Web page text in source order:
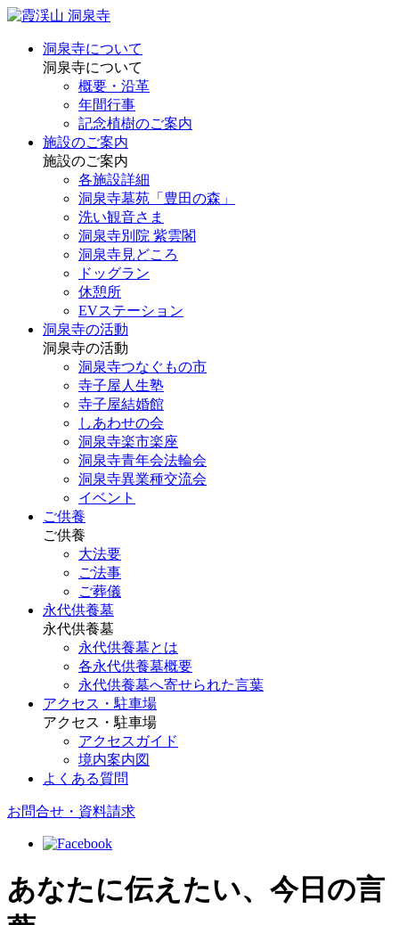
洞泉寺について
洞泉寺について
概要・沿革
年間行事
記念植樹のご案内
施設のご案内
施設のご案内
各施設詳細
洞泉寺墓苑「豊田の森」
洗い観音さま
洞泉寺別院 紫雲閣
洞泉寺見どころ
ドッグラン
休憩所
EVステーション
洞泉寺の活動
洞泉寺の活動
洞泉寺つなぐもの市
寺子屋人生塾
寺子屋結婚館
しあわせの会
洞泉寺楽市楽座
洞泉寺青年会法輪会
洞泉寺異業種交流会
イベント
ご供養
ご供養
大法要
ご法事
ご葬儀
永代供養墓
永代供養墓
永代供養墓とは
各永代供養墓概要
永代供養墓へ寄せられた言葉
アクセス・駐車場
アクセス・駐車場
アクセスガイド
境内案内図
よくある質問
お問合せ・資料請求
あなたに伝えたい、今日の言